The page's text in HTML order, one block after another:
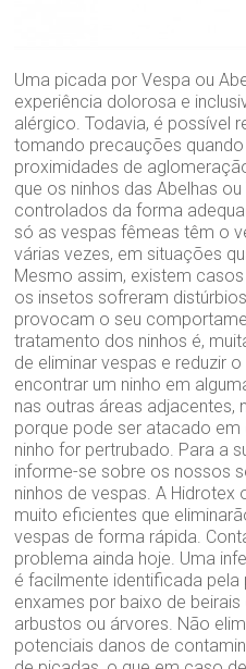
Uma picada por Vespa ou
experiência dolorosa e
alérgico. Todavia, é possível
tomando precauções
proximidades de
que os ninhos das Abelhas
controlados da forma
só as vespas fêmeas têm o
várias vezes, em situações
Mesmo assim, existem
os insetos sofreram
provocam o seu
tratamento dos ninhos é,
de eliminar vespas e reduzir
encontrar um ninho em
nas outras áreas adjacentes,
porque pode ser atacado em
ninho for pertrubado. Para a
informe-se sobre os nossos
ninhos de vespas. A
muito eficientes que
vespas de forma rápida.
problema ainda hoje. Uma
é facilmente identificada pela
enxames por baixo de
arbustos ou árvores. Não
potenciais danos de